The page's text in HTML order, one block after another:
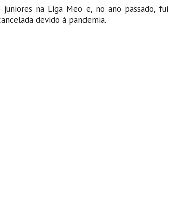
na Liga Meo e, no ano passado, fui
devido à pandemia.